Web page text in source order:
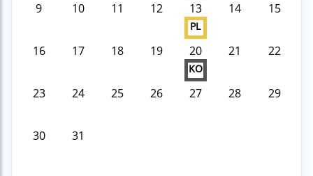
9 10 11 12 13
PL
14 15
16 17 18 19 20
KO
21 22
23 24 25 26 27 28 29
30 31